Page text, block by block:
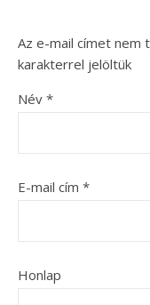
Az e-mail címet nem
karakterrel jelöltük
Név *
E-mail cím *
Honlap